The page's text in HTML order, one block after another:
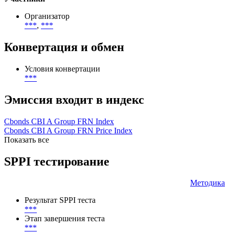
Организатор
***, ***
Конвертация и обмен
Условия конвертации
***
Эмиссия входит в индекс
Cbonds CBI A Group FRN Index
Cbonds CBI A Group FRN Price Index
Показать все
SPPI тестирование
Методика
Результат SPPI теста
***
Этап завершения теста
***